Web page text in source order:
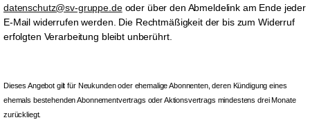
datenschutz@sv-gruppe.deoder über den Abmeldelink am Ende jeder
E-Mail widerrufen werden. Die Rechtmäßigkeit der bis zum Widerruf
erfolgten Verarbeitung bleibt unberührt.
Dieses Angebot gilt für Neukunden oder ehemalige Abonnenten, deren Kündigung eines
ehemals bestehenden Abonnementvertrags oder Aktionsvertrags mindestens drei Monate
zurückliegt.